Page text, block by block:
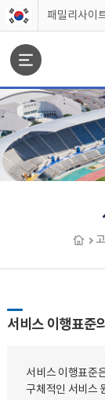
스킵네비게이션
패밀리사이
시민서비스이
서비스 이행표준
서비스 이행표준
구체적인 서비스